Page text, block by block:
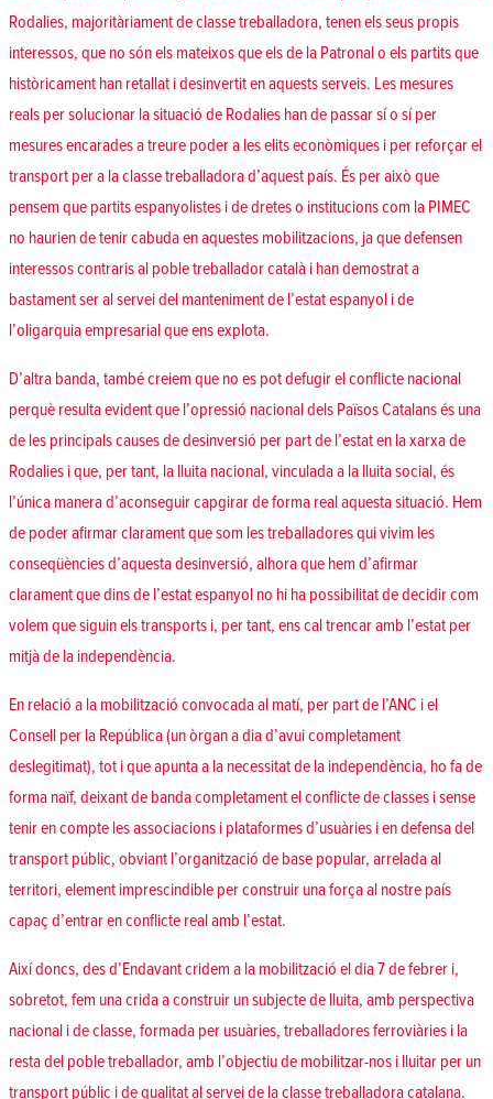
Rodalies, majoritàriament de classe treballadora, tenen els seus propis
interessos, que no són els mateixos que els de la Patronal o els partits que
històricament han retallat i desinvertit en aquests serveis. Les mesures
reals per solucionar la situació de Rodalies han de passar sí o sí per
mesures encarades a treure poder a les elits econòmiques i per reforçar el
transport per a la classe treballadora d’aquest país. És per això que
pensem que partits espanyolistes i de dretes o institucions com la PIMEC
no haurien de tenir cabuda en aquestes mobilitzacions, ja que defensen
interessos contraris al poble treballador català i han demostrat a
bastament ser al servei del manteniment de l’estat espanyol i de
l’oligarquia empresarial que ens explota.
D’altra banda, també creiem que no es pot defugir el conflicte nacional
perquè resulta evident que l’opressió nacional dels Països Catalans és una
de les principals causes de desinversió per part de l’estat en la xarxa de
Rodalies i que, per tant, la lluita nacional, vinculada a la lluita social, és
l’única manera d’aconseguir capgirar de forma real aquesta situació. Hem
de poder afirmar clarament que som les treballadores qui vivim les
conseqüències d’aquesta desinversió, alhora que hem d’afirmar
clarament que dins de l’estat espanyol no hi ha possibilitat de decidir com
volem que siguin els transports i, per tant, ens cal trencar amb l’estat per
mitjà de la independència.
En relació a la mobilització convocada al matí, per part de l’ANC i el
Consell per la República (un òrgan a dia d’avui completament
deslegitimat), tot i que apunta a la necessitat de la independència, ho fa de
forma naïf, deixant de banda completament el conflicte de classes i sense
tenir en compte les associacions i plataformes d’usuàries i en defensa del
transport públic, obviant l’organització de base popular, arrelada al
territori, element imprescindible per construir una força al nostre país
capaç d’entrar en conflicte real amb l’estat.
Així doncs, des d’Endavant cridem a la mobilització el dia 7 de febrer i,
sobretot, fem una crida a construir un subjecte de lluita, amb perspectiva
nacional i de classe, formada per usuàries, treballadores ferroviàries i la
resta del poble treballador, amb l’objectiu de mobilitzar-nos i lluitar per un
transport públic i de qualitat al servei de la classe treballadora catalana.